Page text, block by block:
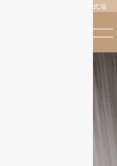
| レガピオーレ 岐阜の結婚式場